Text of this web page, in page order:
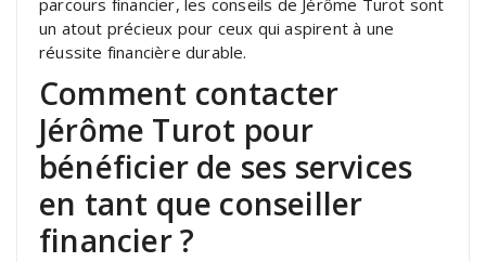
un atout précieux pour ceux qui aspirent à une
réussite financière durable.
Comment contacter
Jérôme Turot pour
bénéficier de ses services
en tant que conseiller
financier ?